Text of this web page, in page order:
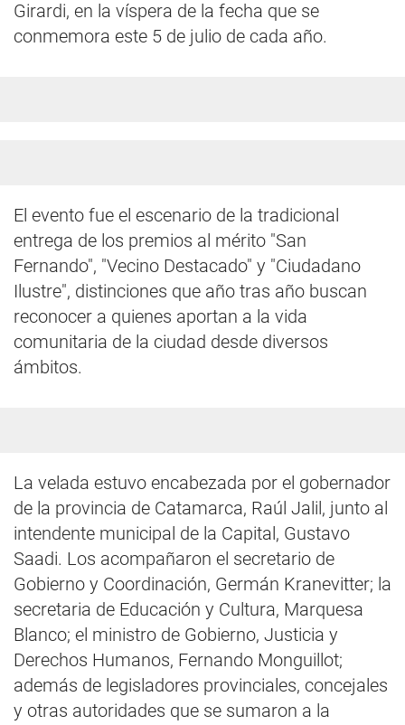
Girardi, en la víspera de la fecha que se
conmemora este 5 de julio de cada año.
El evento fue el escenario de la tradicional
entrega de los premios al mérito "San
Fernando", "Vecino Destacado" y "Ciudadano
Ilustre", distinciones que año tras año buscan
reconocer a quienes aportan a la vida
comunitaria de la ciudad desde diversos
ámbitos.
La velada estuvo encabezada por el gobernador
de la provincia de Catamarca, Raúl Jalil, junto al
intendente municipal de la Capital, Gustavo
Saadi. Los acompañaron el secretario de
Gobierno y Coordinación, Germán Kranevitter; la
secretaria de Educación y Cultura, Marquesa
Blanco; el ministro de Gobierno, Justicia y
Derechos Humanos, Fernando Monguillot;
además de legisladores provinciales, concejales
y otras autoridades que se sumaron a la